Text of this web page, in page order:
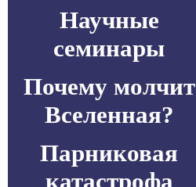
Научные
семинары
Почему молчит
Вселенная?
Парниковая
катастрофа